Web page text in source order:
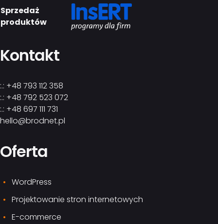
Sprzedaż
produktów
Kontakt
:.: +48 793 112 358
:.: +48 792 523 072
:.: +48 697 111 731
hello@brodnet.pl
Oferta
WordPress
Projektowanie stron internetowych
E-commerce